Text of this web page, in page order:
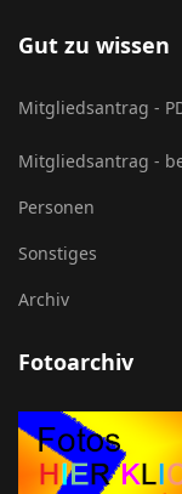
Gut zu wissen
Mitgliedsantrag -
Mitgliedsantrag -
Personen
Sonstiges
Archiv
Fotoarchiv